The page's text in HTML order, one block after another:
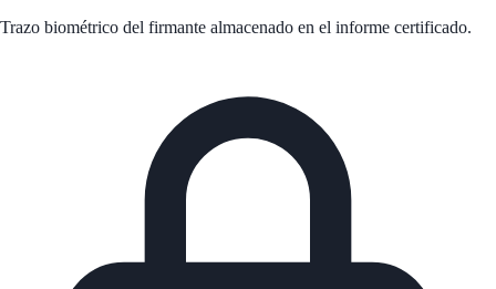
Trazo biométrico del firmante almacenado en el informe certificado.